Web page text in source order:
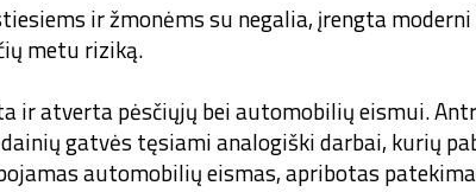
ir žmonėms su negalia, įrengta
metu riziką.
ir atverta pėsčiųjų bei automobilių eismui.
gatvės tęsiami analogiški darbai, kurių
automobilių eismas, apribotas